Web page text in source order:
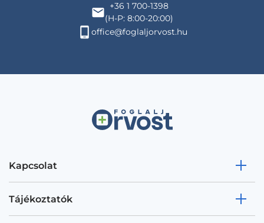
+36 1 700-1398
(H-P: 8:00-20:00)
office@foglaljorvost.hu
Kapcsolat
Tájékoztatók